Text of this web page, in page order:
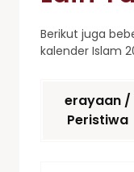
Berikut juga
kalender Islam
erayaan /
Peristiwa